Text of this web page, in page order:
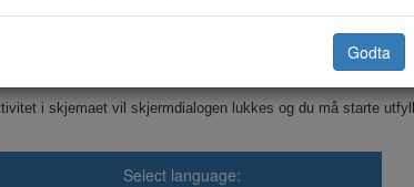
Dette skjemaet sendes elektronisk til kommunen.
i skjemaet vil skjermdialogen lukkes og du må starte
Select language:
Godta